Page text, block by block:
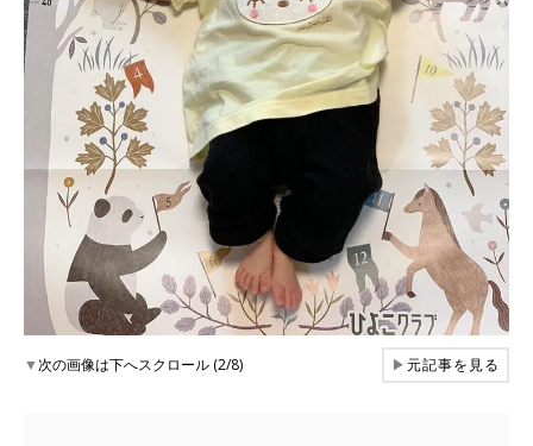
▼次の画像は下へスクロール (2/8) ▶元記事を見る